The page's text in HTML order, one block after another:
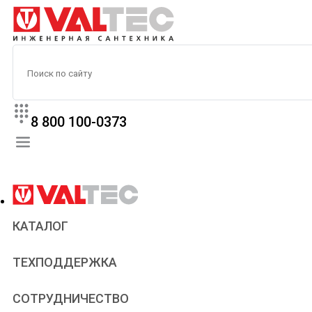
8 800 100-0373
КАТАЛОГ
ТЕХПОДДЕРЖКА
Паспорта и сертификаты
Статьи
СОТРУДНИЧЕСТВО
Сантехникам